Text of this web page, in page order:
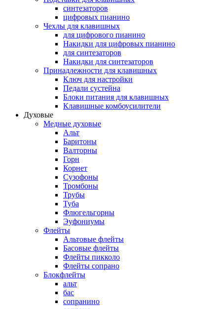
синтезаторов
цифровых пианино
Чехлы для клавишных
для цифрового пианино
Накидки для цифровых пианино
для синтезаторов
Накидки для синтезаторов
Принадлежности для клавишных
Ключ для настройки
Педали сустейна
Блоки питания для клавишных
Клавишные комбоусилители
Духовые
Медные духовые
Альт
Баритоны
Валторны
Горн
Корнет
Сузофоны
Тромбоны
Трубы
Туба
Флюгельгорны
Эуфониумы
Флейты
Альтовые флейты
Басовые флейты
Флейты пикколо
Флейты сопрано
Блокфлейты
альт
бас
сопранино